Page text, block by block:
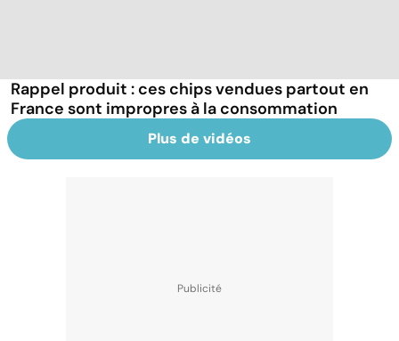
Rappel produit : ces chips vendues partout en
France sont impropres à la consommation
Plus de vidéos